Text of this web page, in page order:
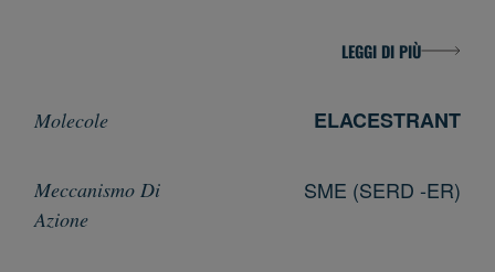
LEGGI DI PIÙ
ELACESTRANT
SME (SERD -ER)